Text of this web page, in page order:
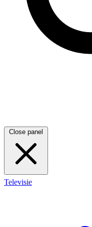
Close panel
Televisie